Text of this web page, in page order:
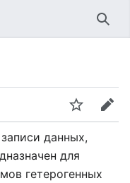
Следить
данных,
для
гетерогенных